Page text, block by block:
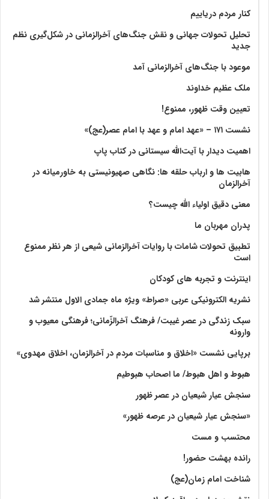
کنار مردم دریاییم
تحلیل تحولات جهانی و نقش جنگ‌های آخرالزمانی در شکل‌گیری نظم
جدید
موعود با جنگ‌های آخرالزمانی آمد
ملک عظیم خداوند
تعیین وقت ظهور، ممنوع!
نشست ۱۷۱ – «عهد امام و عهد با امام عصر(عج)»
اهمیت دیدار با آیت‌الله سیستانی در کتاب پاپ
هابیت ها و ارباب حلقه ها: نگاهی صهیونیستی به خاورمیانه در
آخرالزمان
معنی دقیق اولیاء الله چیست؟
پدران مهربان ما
تطبیق تحولات شامات با روایات آخرالزمانی شیعی از هر نظر ممنوع
است
اینترنت و تجربه های کودکان
نشریه الکترونیکی عربی «صراط» ویژه ماه جمادی الاول منتشر شد
سبک زندگی در عصر غیبت/ فرهنگ آخرالزّمانی؛ فرهنگی معیوب و
وارونه
برپایی نشست «اخلاق و مناسبات مردم در آخرالزمان، اخلاق مهدوی»
هبوط و اهل هبوط/ ما اصحاب هبوطیم
سنجش عیار شیعیان در عصر ظهور
«سنجش عیار شیعیان در عرصه ظهور»
محتسب و مست
رانده بهشت‌ حضور!
شناخت امام زمان(عج)